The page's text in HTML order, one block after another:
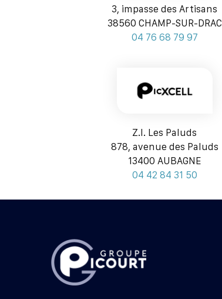
3, impasse des Artisans
38560 CHAMP-SUR-DRAC
04 76 68 79 97
Z.I. Les Paluds
878, avenue des Paluds
13400 AUBAGNE
04 42 84 31 50